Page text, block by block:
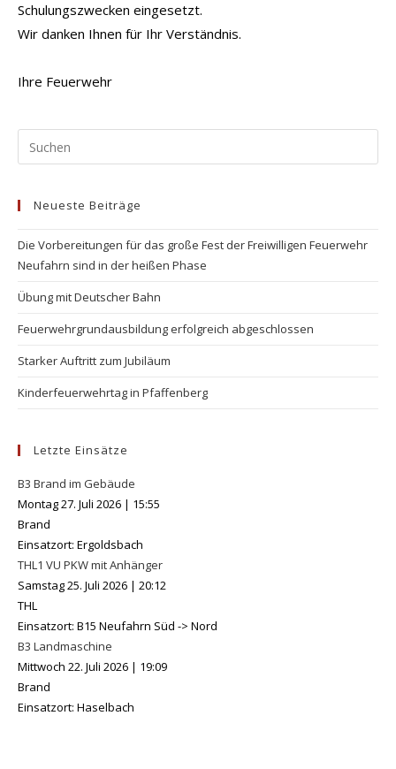
Schulungszwecken eingesetzt.
Wir danken Ihnen für Ihr Verständnis.
Ihre Feuerwehr
Neueste Beiträge
Die Vorbereitungen für das große Fest der Freiwilligen Feuerwehr
Neufahrn sind in der heißen Phase
Übung mit Deutscher Bahn
Feuerwehrgrundausbildung erfolgreich abgeschlossen
Starker Auftritt zum Jubiläum
Kinderfeuerwehrtag in Pfaffenberg
Letzte Einsätze
B3 Brand im Gebäude
Montag 27. Juli 2026 | 15:55
Brand
Einsatzort: Ergoldsbach
THL1 VU PKW mit Anhänger
Samstag 25. Juli 2026 | 20:12
THL
Einsatzort: B15 Neufahrn Süd -> Nord
B3 Landmaschine
Mittwoch 22. Juli 2026 | 19:09
Brand
Einsatzort: Haselbach